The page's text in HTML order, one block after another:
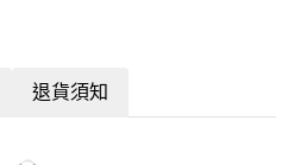
退貨須知